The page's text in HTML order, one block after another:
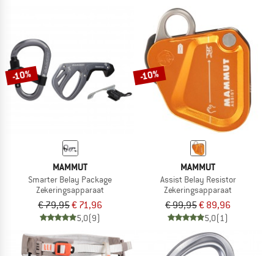
-10%
MAMMUT
Smarter Belay Package
Zekeringsapparaat
€ 79,95€ 71,96
5,0(9)
-10%
MAMMUT
Assist Belay Resistor
Zekeringsapparaat
€ 99,95€ 89,96
5,0(1)